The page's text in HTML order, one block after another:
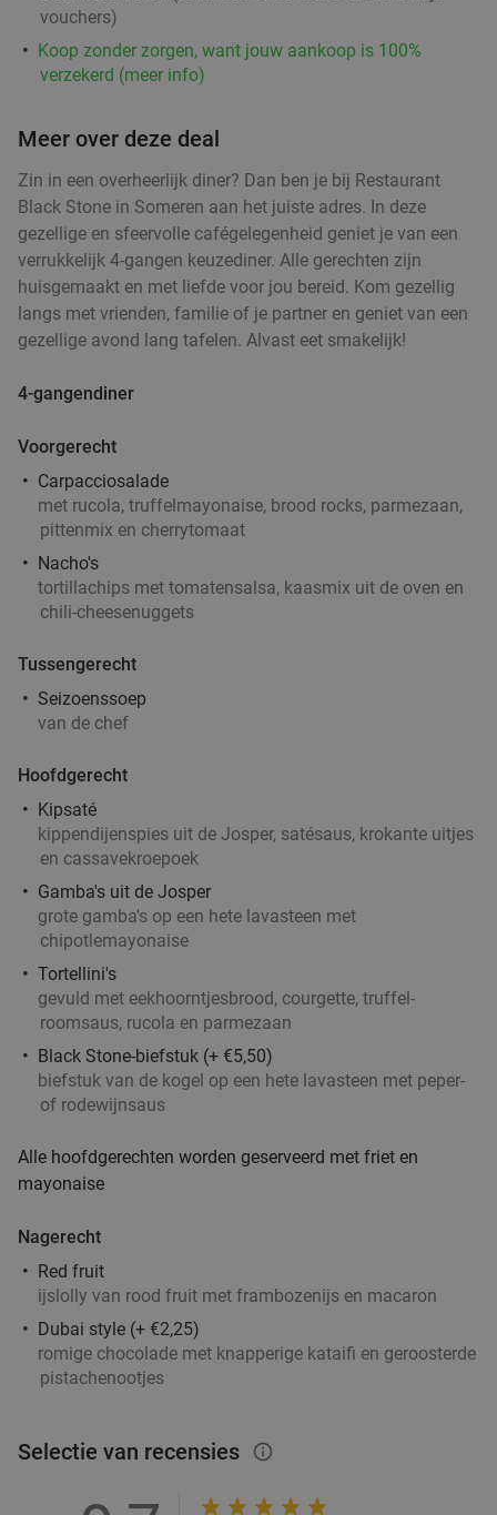
All-You-Can-Eat & Drink (2,5 uur) bij Lundi
Lundi Eindhoven
Eindhoven 16 min.
Verkocht: 551 Regulier €42
€36,95
Waardebon voor gebak t.w.v. €25 voor
Vandaag Ma
Godfried de Vocht De Echte Bakker
Verkocht: 942 Regulier €25
Waardebon voor gebak t.w.v. €25 voor
Godfried de Vocht De Echte Bakker
Vandaag Ma
Godfried de Vocht De Echte Bakker
Verkocht: 942
€11
3-gangendiner met loaded schnitzel naar
keuze bij Hof van Brabant
Hof van Brabant
Eindhoven 17 min.
Verkocht: 133
€26,95
2-gangen keuzelunch bij Lunchroom ´t Hof to
Go
Vandaag
Lunchroom 't Hof to Go
Eindhoven 17 min.
Verkocht: 121
€13,50
Mediterraan 3-gangen keuzediner bij Sint
vouchers)
Koop zonder zorgen, want jouw aankoop is 100%
verzekerd (meer info)
Meer over deze deal
Zin in een overheerlijk diner? Dan ben je bij Restaurant
Black Stone in Someren aan het juiste adres. In deze
gezellige en sfeervolle cafégelegenheid geniet je van een
verrukkelijk 4-gangen keuzediner. Alle gerechten zijn
huisgemaakt en met liefde voor jou bereid. Kom gezellig
langs met vrienden, familie of je partner en geniet van een
gezellige avond lang tafelen. Alvast eet smakelijk!
4-gangendiner
Voorgerecht
Carpacciosalade
met rucola, truffelmayonaise, brood rocks, parmezaan,
pittenmix en cherrytomaat
Nacho's
tortillachips met tomatensalsa, kaasmix uit de oven en
chili-cheesenuggets
Tussengerecht
Seizoenssoep
van de chef
Hoofdgerecht
Kipsaté
kippendijenspies uit de Josper, satésaus, krokante uitjes
en cassavekroepoek
Gamba's uit de Josper
grote gamba's op een hete lavasteen met
chipotlemayonaise
Tortellini's
gevuld met eekhoorntjesbrood, courgette, truffel-
roomsaus, rucola en parmezaan
Black Stone-biefstuk (+ €5,50)
biefstuk van de kogel op een hete lavasteen met peper-
of rodewijnsaus
Alle hoofdgerechten worden geserveerd met friet en
mayonaise
Nagerecht
Red fruit
ijslolly van rood fruit met frambozenijs en macaron
Dubai style (+ €2,25)
romige chocolade met knapperige kataifi en geroosterde
pistachenootjes
Selectie van recensies info_outlined